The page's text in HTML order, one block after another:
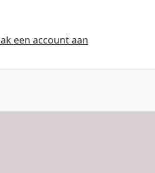
een account aan